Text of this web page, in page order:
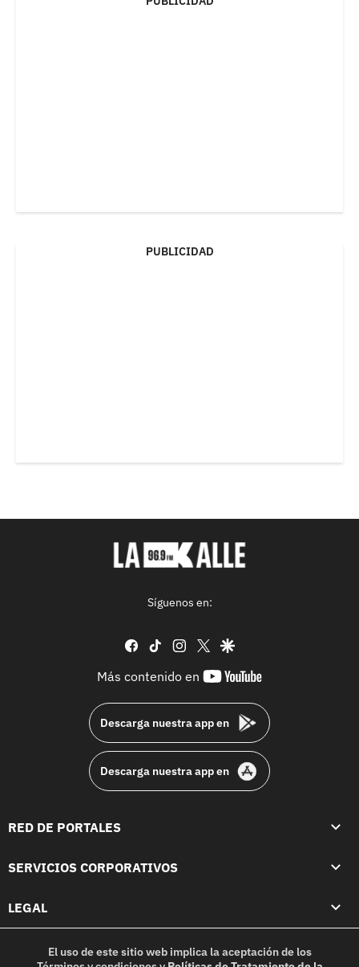
PUBLICIDAD
Síguenos en:
facebook
tiktok instagram
twittergoogle
Más contenido en
youtube-
Descarga nuestra app en
Descarga nuestra app en
RED DE PORTALES
SERVICIOS CORPORATIVOS
LEGAL
El uso de este sitio web implica la aceptación de los